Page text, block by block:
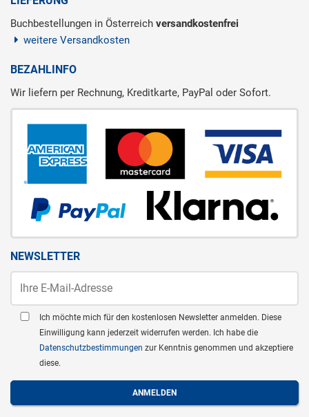
Buchbestellungen in Österreich versandkostenfrei
weitere Versandkosten
BEZAHLINFO
Wir liefern per Rechnung, Kreditkarte, PayPal oder Sofort.
NEWSLETTER
Ich möchte mich für den kostenlosen Newsletter anmelden. Diese
Einwilligung kann jederzeit widerrufen werden. Ich habe die
Datenschutzbestimmungen zur Kenntnis genommen und akzeptiere
diese.